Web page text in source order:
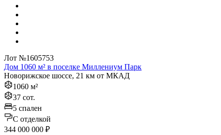
Лот №1605753
Дом 1060 м² в поселке Миллениум Парк
Новорижское шоссе, 21 км от МКАД
1060 м²
37 сот.
5 спален
C отделкой
344 000 000 ₽